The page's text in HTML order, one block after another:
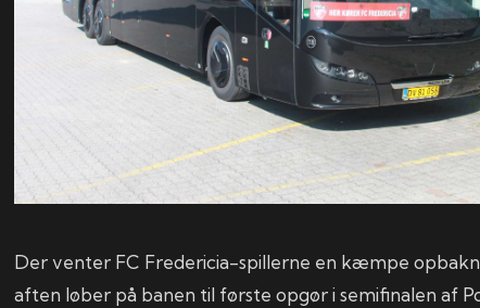
Der venter FC Fredericia-spillerne en kæmpe
aften løber på banen til første opgør i semifinalen af